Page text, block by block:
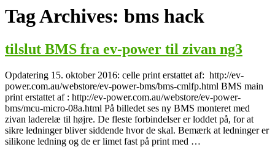
Tag Archives: bms hack
tilslut BMS fra ev-power til zivan ng3
Opdatering 15. oktober 2016: celle print erstattet af: http://ev-
power.com.au/webstore/ev-power-bms/bms-cmlfp.html BMS main
print erstattet af : http://ev-power.com.au/webstore/ev-power-
bms/mcu-micro-08a.html På billedet ses ny BMS monteret med
zivan laderelæ til højre. De fleste forbindelser er loddet på, for at
sikre ledninger bliver siddende hvor de skal. Bemærk at ledninger er
silikone ledning og de er limet fast på print med …